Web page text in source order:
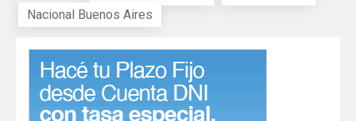
Nacional Buenos Aires